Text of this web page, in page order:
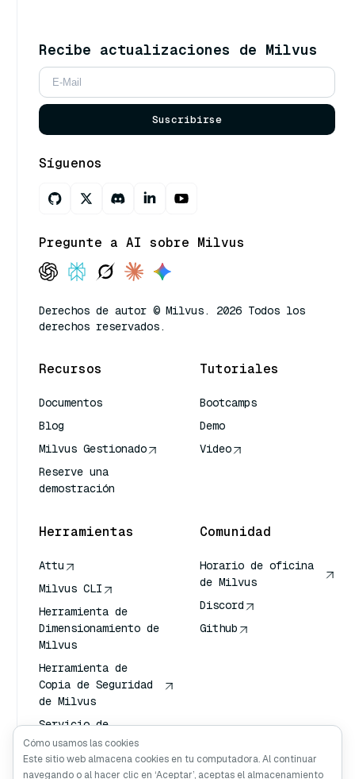
Recibe actualizaciones de Milvus
Suscribirse
Síguenos
Pregunte a AI sobre Milvus
Derechos de autor © Milvus. 2026 Todos los
derechos reservados.
Recursos
Documentos
Blog
Milvus Gestionado
Reserve una
demostración
Tutoriales
Bootcamps
Demo
Video
Herramientas
Attu
Milvus CLI
Herramienta de
Dimensionamiento de
Milvus
Herramienta de
Copia de Seguridad
de Milvus
Servicio de
Transporte de
Vectores (VTS)
Comunidad
Horario de oficina
de Milvus
Discord
Github
Cómo usamos las cookies
Este sitio web almacena cookies en tu computadora. Al continuar
navegando o al hacer clic en ‘Aceptar’, aceptas el almacenamiento